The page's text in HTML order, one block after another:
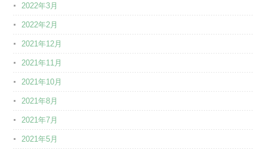
2022年3月
2022年2月
2021年12月
2021年11月
2021年10月
2021年8月
2021年7月
2021年5月